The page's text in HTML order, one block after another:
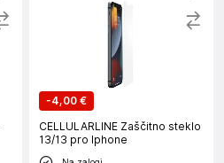
-4,00 €
CELLULARLINE Zaščitno steklo
13/13 pro Iphone